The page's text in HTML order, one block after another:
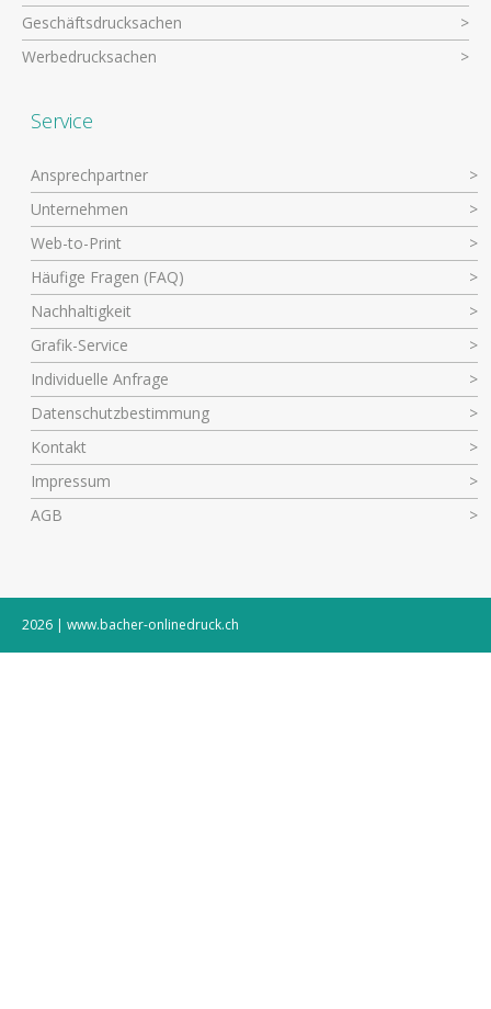
Geschäftsdrucksachen
Werbedrucksachen
Service
Ansprechpartner
Unternehmen
Web-to-Print
Häufige Fragen (FAQ)
Nachhaltigkeit
Grafik-Service
Individuelle Anfrage
Datenschutzbestimmung
Kontakt
Impressum
AGB
2026 | www.bacher-onlinedruck.ch